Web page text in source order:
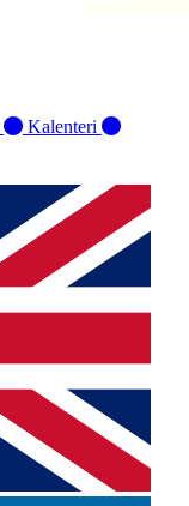
Kalenteri